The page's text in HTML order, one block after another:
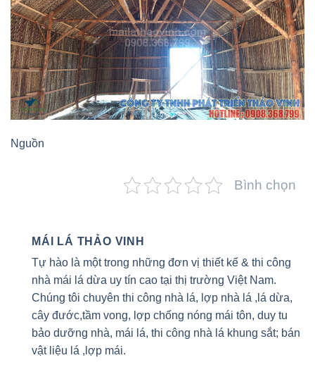
Nguồn
Bình chọn
MÁI LÁ THẢO VINH
Tự hào là một trong những đơn vị thiết kế & thi công
nhà mái lá dừa uy tín cao tại thị trường Việt Nam.
Chúng tôi chuyên thi công nhà lá, lợp nhà lá ,lá dừa,
cây đước,tầm vong, lợp chống nóng mái tôn, duy tu
bảo dưỡng nhà, mái lá, thi công nhà lá khung sắt; bán
vật liệu lá ,lợp mái.